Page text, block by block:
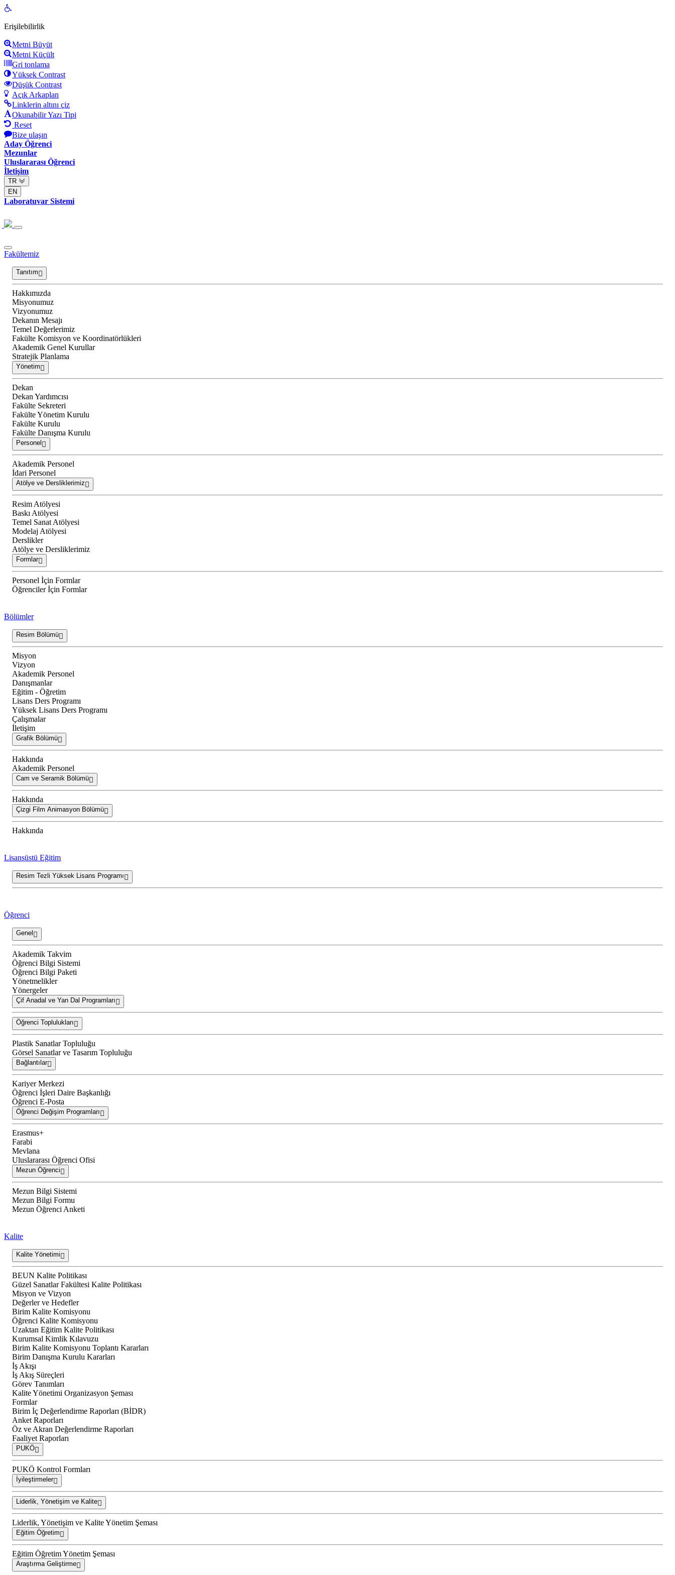
Open
Erişilebilirlik
Metni Büyüt
Metni Küçült
Gri tonlama
Yüksek Contrast
Düşük Contrast
Açık Arkaplan
Linklerin altını çiz
Okunabilir Yazı Tipi
Reset
Bize ulaşın
Aday Öğrenci
Mezunlar
Uluslararası Öğrenci
İletişim
TR
EN
Laboratuvar Sistemi
Fakültemiz
Tanıtım
Hakkımızda
Misyonumuz
Vizyonumuz
Dekanın Mesajı
Temel Değerlerimiz
Fakülte Komisyon ve Koordinatörlükleri
Akademik Genel Kurullar
Stratejik Planlama
Yönetim
Dekan
Dekan Yardımcısı
Fakülte Sekreteri
Fakülte Yönetim Kurulu
Fakülte Kurulu
Fakülte Danışma Kurulu
Personel
Akademik Personel
İdari Personel
Atölye ve Dersliklerimiz
Resim Atölyesi
Baskı Atölyesi
Temel Sanat Atölyesi
Modelaj Atölyesi
Derslikler
Atölye ve Dersliklerimiz
Formlar
Personel İçin Formlar
Öğrenciler İçin Formlar
Bölümler
Resim Bölümü
Misyon
Vizyon
Akademik Personel
Danışmanlar
Eğitim - Öğretim
Lisans Ders Programı
Yüksek Lisans Ders Programı
Çalışmalar
İletişim
Grafik Bölümü
Hakkında
Akademik Personel
Cam ve Seramik Bölümü
Hakkında
Çizgi Film Animasyon Bölümü
Hakkında
Lisansüstü Eğitim
Resim Tezli Yüksek Lisans Programı
Öğrenci
Genel
Akademik Takvim
Öğrenci Bilgi Sistemi
Öğrenci Bilgi Paketi
Yönetmelikler
Yönergeler
Çif Anadal ve Yan Dal Programları
Öğrenci Toplulukları
Plastik Sanatlar Topluluğu
Görsel Sanatlar ve Tasarım Topluluğu
Bağlantılar
Kariyer Merkezi
Öğrenci İşleri Daire Başkanlığı
Öğrenci E-Posta
Öğrenci Değişim Programları
Erasmus+
Farabi
Mevlana
Uluslararası Öğrenci Ofisi
Mezun Öğrenci
Mezun Bilgi Sistemi
Mezun Bilgi Formu
Mezun Öğrenci Anketi
Kalite
Kalite Yönetimi
BEUN Kalite Politikası
Güzel Sanatlar Fakültesi Kalite Politikası
Misyon ve Vizyon
Değerler ve Hedefler
Birim Kalite Komisyonu
Öğrenci Kalite Komisyonu
Uzaktan Eğitim Kalite Politikası
Kurumsal Kimlik Kılavuzu
Birim Kalite Komisyonu Toplantı Kararları
Birim Danışma Kurulu Kararları
İş Akışı
İş Akış Süreçleri
Görev Tanımları
Kalite Yönetimi Organizasyon Şeması
Formlar
Birim İç Değerlendirme Raporları (BİDR)
Anket Raporları
Öz ve Akran Değerlendirme Raporları
Faaliyet Raporları
PUKÖ
PUKÖ Kontrol Formları
İyileştirmeler
Liderlik, Yönetişim ve Kalite
Liderlik, Yönetişim ve Kalite Yönetim Şeması
Eğitim Öğretim
Eğitim Öğretim Yönetim Şeması
Araştırma Geliştirme